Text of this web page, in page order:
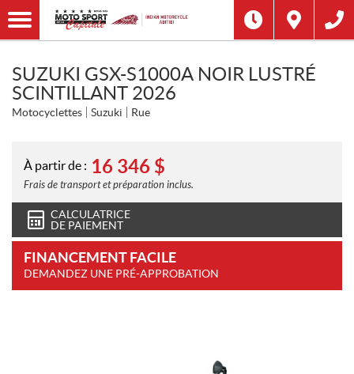
SUZUKI GSX-S1000A NOIR LUSTRÉ
SCINTILLANT 2026
Motocyclettes Suzuki Rue
À partir de : 16 346 $
Frais de transport et préparation inclus.
CALCULATRICE
DE PAIEMENT
FINANCEMENT FACILE
DEMANDEZ UNE PRÉ-APPROBATION